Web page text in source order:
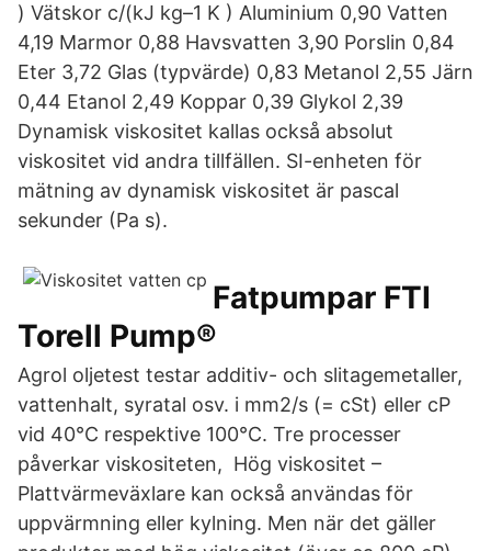
) Vätskor c/(kJ kg–1 K ) Aluminium 0,90 Vatten
4,19 Marmor 0,88 Havsvatten 3,90 Porslin 0,84
Eter 3,72 Glas (typvärde) 0,83 Metanol 2,55 Järn
0,44 Etanol 2,49 Koppar 0,39 Glykol 2,39
Dynamisk viskositet kallas också absolut
viskositet vid andra tillfällen. SI-enheten för
mätning av dynamisk viskositet är pascal
sekunder (Pa s).
Fatpumpar FTI
Torell Pump®
Agrol oljetest testar additiv- och slitagemetaller,
vattenhalt, syratal osv. i mm2/s (= cSt) eller cP
vid 40°C respektive 100°C. Tre processer
påverkar viskositeten, Hög viskositet –
Plattvärmeväxlare kan också användas för
uppvärmning eller kylning. Men när det gäller